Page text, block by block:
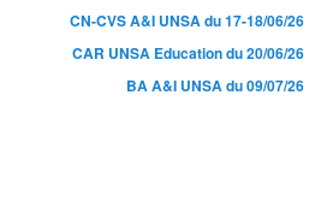
CN-CVS A&I UNSA du 17-18/06/26
CAR UNSA Education du 20/06/26
BA A&I UNSA du 09/07/26